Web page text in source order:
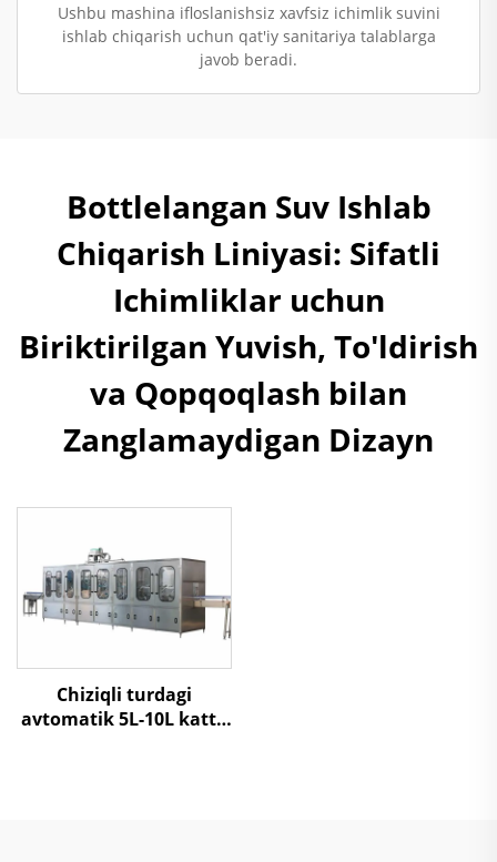
Ushbu mashina ifloslanishsiz xavfsiz ichimlik suvini
ishlab chiqarish uchun qat'iy sanitariya talablarga
javob beradi.
Bottlelangan Suv Ishlab
Chiqarish Liniyasi: Sifatli
Ichimliklar uchun
Biriktirilgan Yuvish, To'ldirish
va Qopqoqlash bilan
Zanglamaydigan Dizayn
Chiziqli turdagi
avtomatik 5L-10L katta